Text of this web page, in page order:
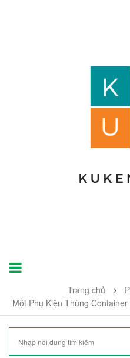
Trang chủ
Một Phụ Kiện Thùng